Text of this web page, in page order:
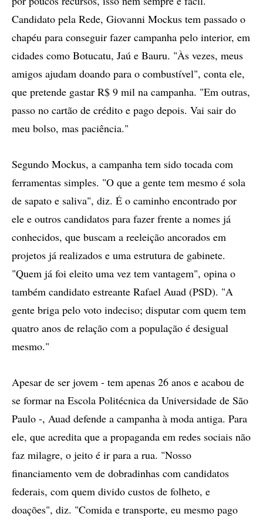
Candidato pela Rede, Giovanni Mockus tem passado o
chapéu para conseguir fazer campanha pelo interior, em
cidades como Botucatu, Jaú e Bauru. "Às vezes, meus
amigos ajudam doando para o combustível", conta ele,
que pretende gastar R$ 9 mil na campanha. "Em outras,
passo no cartão de crédito e pago depois. Vai sair do
meu bolso, mas paciência."
Segundo Mockus, a campanha tem sido tocada com
ferramentas simples. "O que a gente tem mesmo é sola
de sapato e saliva", diz. É o caminho encontrado por
ele e outros candidatos para fazer frente a nomes já
conhecidos, que buscam a reeleição ancorados em
projetos já realizados e uma estrutura de gabinete.
"Quem já foi eleito uma vez tem vantagem", opina o
também candidato estreante Rafael Auad (PSD). "A
gente briga pelo voto indeciso; disputar com quem tem
quatro anos de relação com a população é desigual
mesmo."
Apesar de ser jovem - tem apenas 26 anos e acabou de
se formar na Escola Politécnica da Universidade de São
Paulo -, Auad defende a campanha à moda antiga. Para
ele, que acredita que a propaganda em redes sociais não
faz milagre, o jeito é ir para a rua. "Nosso
financiamento vem de dobradinhas com candidatos
federais, com quem divido custos de folheto, e
doações", diz. "Comida e transporte, eu mesmo pago